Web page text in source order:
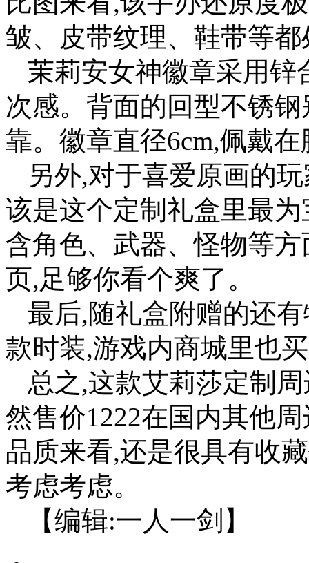
皱、皮带纹理、鞋带等
茉莉安女神徽章采用锌
次感。背面的回型不锈
靠。徽章直径6cm,佩戴
另外,对于喜爱原画的
该是这个定制礼盒里最
含角色、武器、怪物等
页,足够你看个爽了。
最后,随礼盒附赠的还
款时装,游戏内商城里也
总之,这款艾莉莎定制
然售价1222在国内其他
品质来看,还是很具有收
考虑考虑。
【编辑:一人一剑】